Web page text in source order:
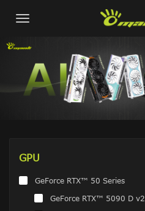
GPU
GeForce RTX™ 50 Series
GeForce RTX™ 5090 D v2